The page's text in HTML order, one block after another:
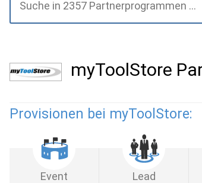
myToolStore
Provisionen bei myToolStore:
Event Lead